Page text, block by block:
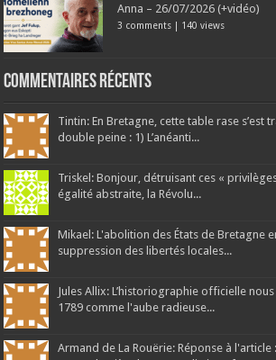
Anna – 26/07/2026 (+vidéo)
3 comments | 140 views
Commentaires récents
Tintin: En Bretagne, cette table rase s’est
double peine : 1) L’anéanti...
Triskel: Bonjour, détruisant ces «
égalité abstraite, la Révolu...
Mikael: L'abolition des États de Bretagne
suppression des libertés locales...
Jules Allix: L’historiographie officielle
1789 comme l'aube radieuse...
Armand de La Rouërie: Réponse à l'article